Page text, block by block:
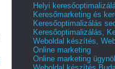
Helyi
Keresőmarketing és
Keresőoptimalizálás
Keresőoptimalizálás,
Weboldal készítés,
Online marketing
Online marketing
Weboldal készítés